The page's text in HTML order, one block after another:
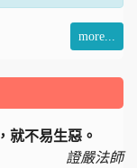
more...
就不易生惡。
證嚴法師